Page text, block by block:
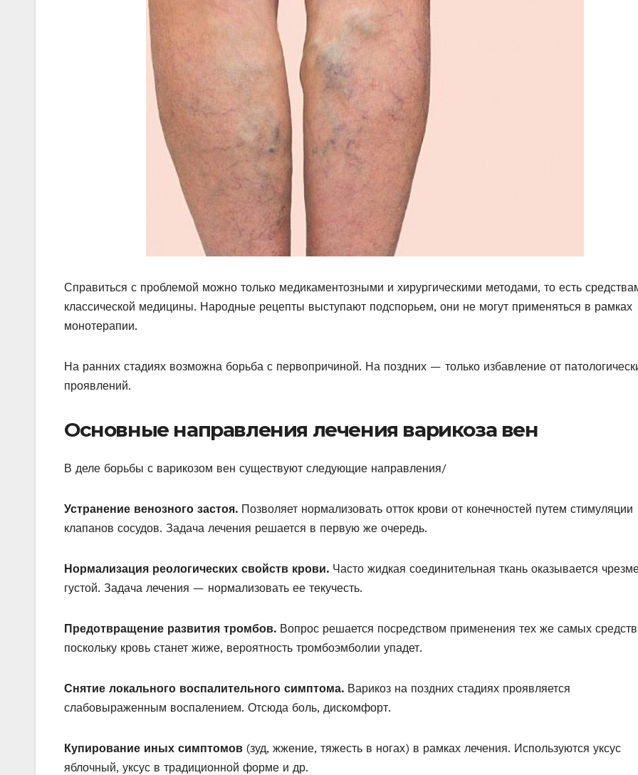
Справиться с проблемой можно только медикаментозными и хирургическими методами, то есть
классической медицины. Народные рецепты выступают подспорьем, они не могут применяться в рамках
монотерапии.
На ранних стадиях возможна борьба с первопричиной. На поздних — только избавление от
проявлений.
Основные направления лечения варикоза вен
В деле борьбы с варикозом вен существуют следующие направления/
Устранение венозного застоя. Позволяет нормализовать отток крови от конечностей путем стимуляции
клапанов сосудов. Задача лечения решается в первую же очередь.
Нормализация реологических свойств крови. Часто жидкая соединительная ткань оказывается
густой. Задача лечения — нормализовать ее текучесть.
Предотвращение развития тромбов. Вопрос решается посредством применения тех же самых
поскольку кровь станет жиже, вероятность тромбоэмболии упадет.
Снятие локального воспалительного симптома. Варикоз на поздних стадиях проявляется
слабовыраженным воспалением. Отсюда боль, дискомфорт.
Купирование иных симптомов (зуд, жжение, тяжесть в ногах) в рамках лечения. Используются уксус
яблочный, уксус в традиционной форме и др.